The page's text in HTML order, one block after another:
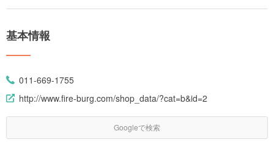
基本情報
011-669-1755
http://www.fire-burg.com/shop_data/?cat=b&id=2
Googleで検索